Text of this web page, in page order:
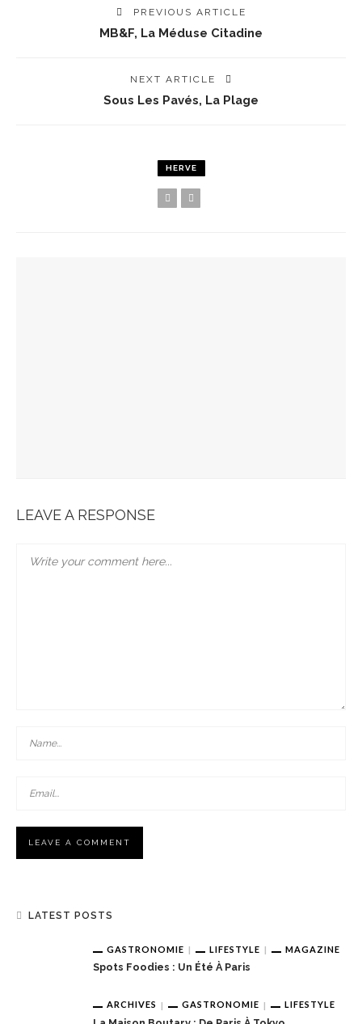
PREVIOUS ARTICLE
MB&F, La Méduse Citadine
NEXT ARTICLE
Sous Les Pavés, La Plage
HERVE
LEAVE A RESPONSE
LATEST POSTS
GASTRONOMIE LIFESTYLE MAGAZINE
Spots Foodies : Un Été À Paris
ARCHIVES GASTRONOMIE LIFESTYLE